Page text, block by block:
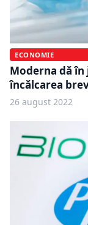
ECONOMIE
Moderna dă în
încălcarea
26 august 2022